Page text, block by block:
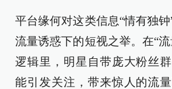
平台缘何对这类信息“情有独
流量诱惑下的短视之举。在“
逻辑里，明星自带庞大粉丝
能引发关注，带来惊人的流